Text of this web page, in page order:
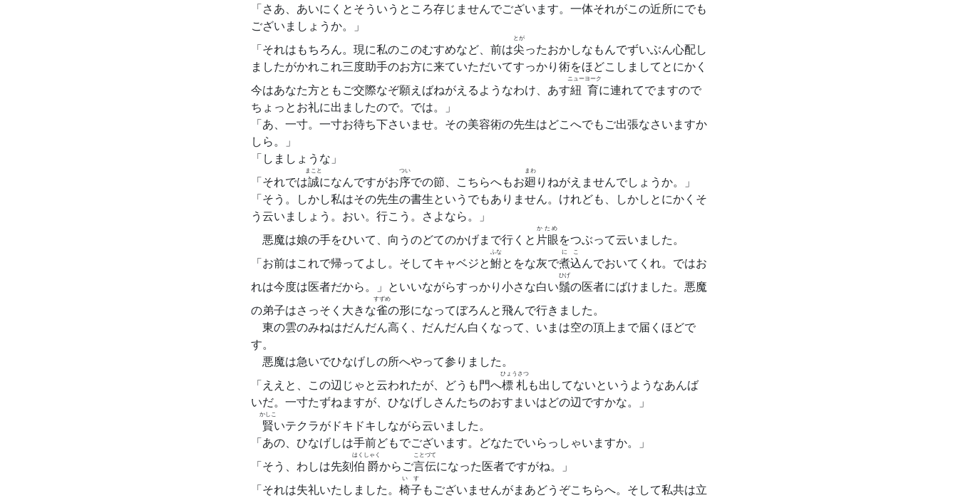
「さあ、あいにくとそういうところ存じませんでございます。一体それがこの近所にでも
ございましょうか。」
「それはもちろん。現に私のこのむすめなど、前は尖
とが
ったおかしなもんでずいぶん心配し
ましたがかれこれ三度助手のお方に来ていただいてすっかり術をほどこしましてとにかく
今はあなた方ともご交際なぞ願えばねがえるようなわけ、あす紐育
ニューヨーク
に連れてでますので
ちょっとお礼に出ましたので。では。」
「あ、一寸。一寸お待ち下さいませ。その美容術の先生はどこへでもご出張なさいますか
しら。」
「しましょうな」
「それでは誠
まこと
になんですがお序
つい
での節、こちらへもお廻
まわ
りねがえませんでしょうか。」
「そう。しかし私はその先生の書生というでもありません。けれども、しかしとにかくそ
う云いましょう。おい。行こう。さよなら。」
悪魔は娘の手をひいて、向うのどてのかげまで行くと 片眼
かため
をつぶって云いました。
「お前はこれで帰ってよし。そしてキャベジと鮒
ふな
とをな灰で煮込
にこ
んでおいてくれ。ではお
れは今度は医者だから。」といいながらすっかり小さな白い鬚
ひげ
の医者にばけました。悪魔
の弟子はさっそく大きな雀
すずめ
の形になってぼろんと飛んで行きました。
東の雲のみねはだんだん高く、だんだん白くなって、いまは空の頂上まで届くほどで
す。
悪魔は急いでひなげしの所へやって参りました。
「ええと、この辺じゃと云われたが、どうも門へ標札
ひょうさつ
も出してないというようなあんば
いだ。一寸たずねますが、ひなげしさんたちのおすまいはどの辺ですかな。」
賢
かしこ
いテクラがドキドキしながら云いました。
「あの、ひなげしは手前どもでございます。どなたでいらっしゃいますか。」
「そう、わしは先刻伯爵
はくしゃく
からご言伝
ことづて
になった医者ですがね。」
「それは失礼いたしました。 椅子
いす
もございませんがまあどうぞこちらへ。そして私共は立